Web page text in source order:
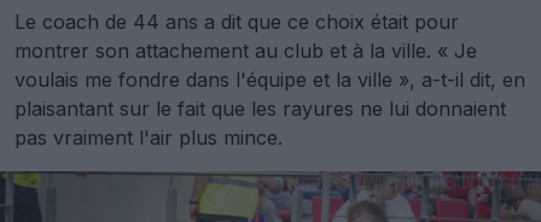
Le coach de 44 ans a dit que ce choix était pour
montrer son attachement au club et à la ville. « Je
voulais me fondre dans l'équipe et la ville », a-t-il dit, en
plaisantant sur le fait que les rayures ne lui donnaient
pas vraiment l'air plus mince.